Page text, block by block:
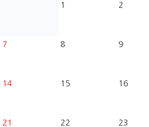
1 2
7 8 9
14 15 16
21 22 23